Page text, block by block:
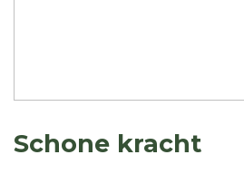
Schone kracht